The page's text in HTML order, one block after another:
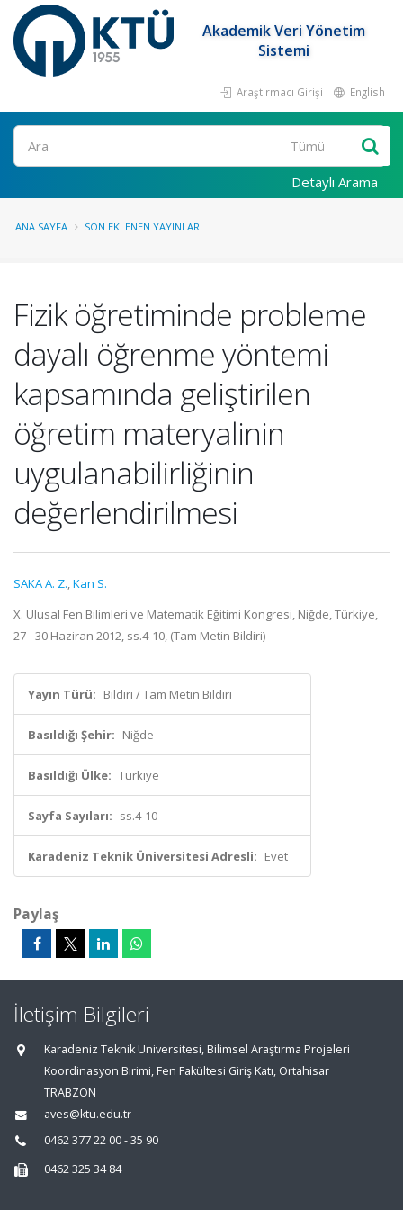
Akademik Veri Yönetim
Sistemi
Araştırmacı Girişi English
Ara
Detaylı Arama
ANA SAYFA SON EKLENEN YAYINLAR
Fizik öğretiminde probleme
dayalı öğrenme yöntemi
kapsamında geliştirilen
öğretim materyalinin
uygulanabilirliğinin
değerlendirilmesi
SAKA A. Z.,Kan S.
X. Ulusal Fen Bilimleri ve Matematik Eğitimi Kongresi, Niğde, Türkiye,
27 - 30 Haziran 2012, ss.4-10, (Tam Metin Bildiri)
Yayın Türü: Bildiri / Tam Metin Bildiri
Basıldığı Şehir: Niğde
Basıldığı Ülke: Türkiye
Sayfa Sayıları: ss.4-10
Karadeniz Teknik Üniversitesi Adresli: Evet
Paylaş
İletişim Bilgileri
Karadeniz Teknik Üniversitesi, Bilimsel Araştırma Projeleri
Koordinasyon Birimi, Fen Fakültesi Giriş Katı, Ortahisar
TRABZON
aves@ktu.edu.tr
0462 377 22 00 - 35 90
0462 325 34 84